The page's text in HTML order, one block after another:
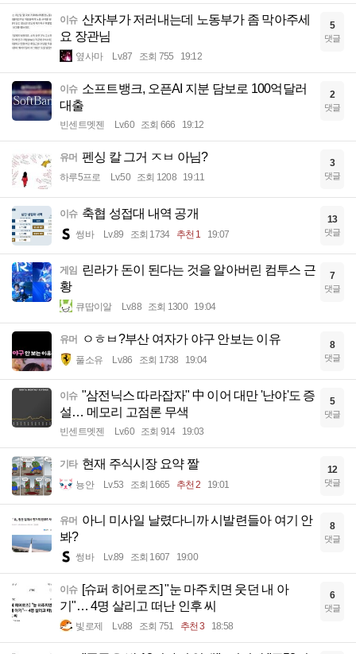
이슈 산자부가 저러내는데 노동부가 좀 막아주세
요 장관님
옆사마 Lv.87 조회 755 19:12
5
댓글
이슈 소프트뱅크, 오픈AI 지분 담보로 100억달러
대출
빈센트멧젠 Lv.60 조회 666 19:12
2
댓글
유머 펜싱 칼 그거 ㅈㅂ 아님?
하루5프로 Lv.50 조회 1208 19:11
3
댓글
이슈 축협 성접대 내역 공개
썽바 Lv.89 조회 1734 추천 1 19:07
13
댓글
게임
린라가 돈이 된다는 것을 알아버린 컴투스 근
황
큐땁이알 Lv.88 조회 1300 19:04
7
댓글
유머 ㅇㅎㅂ?부산 여자가 야구 안보는 이유
풀소유 Lv.86 조회 1738 19:04
8
댓글
이슈 "삼전닉스 따라잡자" 中 이어 대만 '난야'도 증
설… 메모리 고점론 무색
빈센트멧젠 Lv.60 조회 914 19:03
5
댓글
기타 현재 주식시장 요약 짤
뇽안 Lv.53 조회 1665 추천 2 19:01
12
댓글
유머 아니 미사일 날렸다니까 시발련들아 여기 안
봐?
썽바 Lv.89 조회 1607 19:00
8
댓글
이슈 [슈퍼 히어로즈] "눈 마주치면 웃던 내 아
기"… 4명 살리고 떠난 인후 씨
빛로제 Lv.88 조회 751 추천 3 18:58
6
댓글